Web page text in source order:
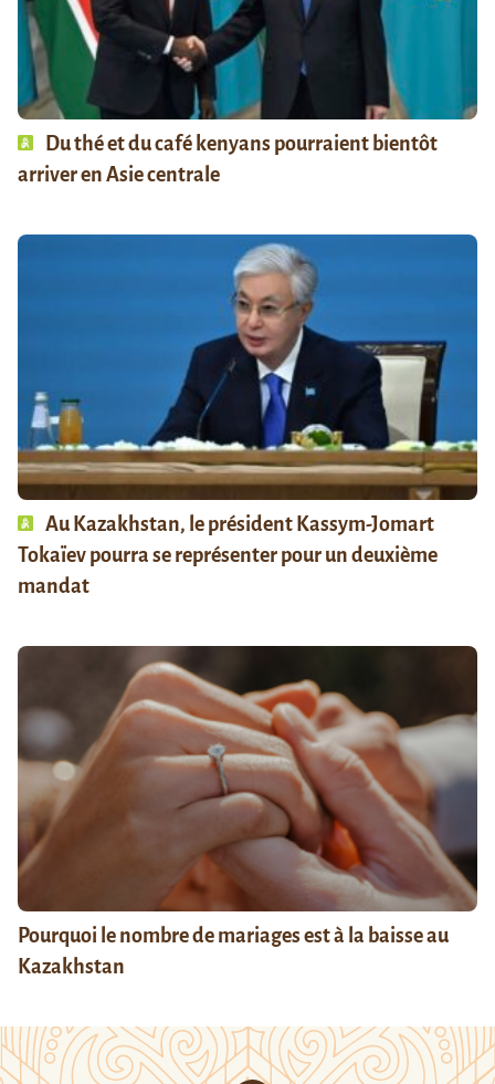
Du thé et du café kenyans pourraient bientôt
arriver en Asie centrale
Au Kazakhstan, le président Kassym-Jomart
Tokaïev pourra se représenter pour un deuxième
mandat
Pourquoi le nombre de mariages est à la baisse au
Kazakhstan